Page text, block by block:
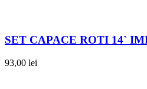
SET CAPACE ROTI 14`
93,00 lei